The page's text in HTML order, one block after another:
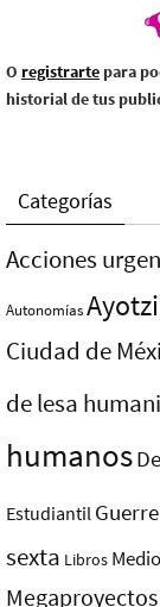
O registrarte para
historial de tus
Categorías
Acciones
Autonomías
Ciudad de
de lesa
humanos
Estudiantil
sexta Libros
Megaproyectos